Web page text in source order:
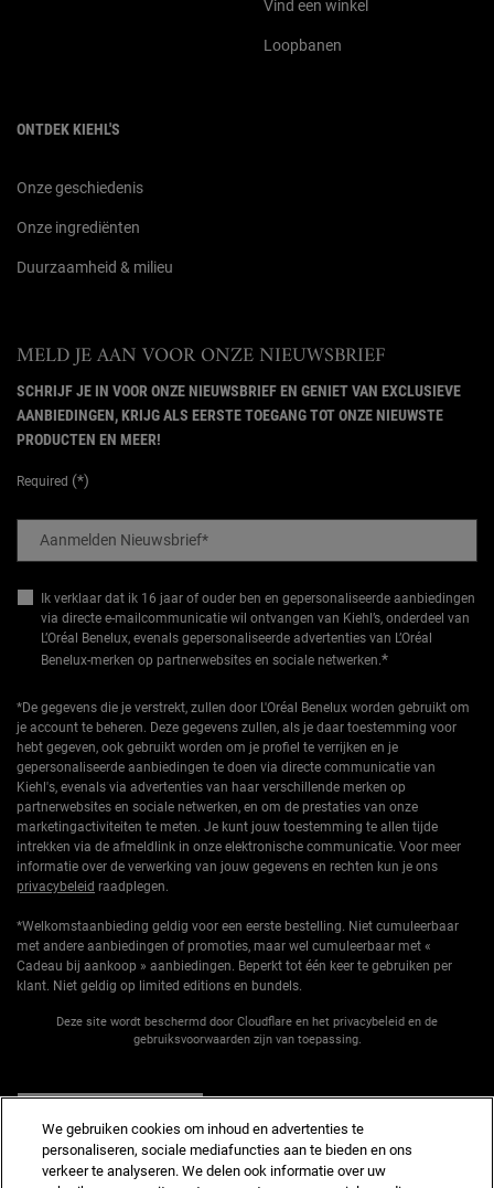
Vind een winkel
Loopbanen
ONTDEK KIEHL'S
Onze geschiedenis
Onze ingrediënten
Duurzaamheid & milieu
MELD JE AAN VOOR ONZE NIEUWSBRIEF
SCHRIJF JE IN VOOR ONZE NIEUWSBRIEF EN GENIET VAN EXCLUSIEVE
AANBIEDINGEN, KRIJG ALS EERSTE TOEGANG TOT ONZE NIEUWSTE
PRODUCTEN EN MEER!
Required (*)
Aanmelden Nieuwsbrief*
Ik verklaar dat ik 16 jaar of ouder ben en gepersonaliseerde aanbiedingen
via directe e-mailcommunicatie wil ontvangen van Kiehl’s, onderdeel van
L’Oréal Benelux, evenals gepersonaliseerde advertenties van L’Oréal
Benelux-merken op partnerwebsites en sociale netwerken.*
*De gegevens die je verstrekt, zullen door L'Oréal Benelux worden gebruikt om
je account te beheren. Deze gegevens zullen, als je daar toestemming voor
hebt gegeven, ook gebruikt worden om je profiel te verrijken en je
gepersonaliseerde aanbiedingen te doen via directe communicatie van
Kiehl's, evenals via advertenties van haar verschillende merken op
partnerwebsites en sociale netwerken, en om de prestaties van onze
marketingactiviteiten te meten. Je kunt jouw toestemming te allen tijde
intrekken via de afmeldlink in onze elektronische communicatie. Voor meer
informatie over de verwerking van jouw gegevens en rechten kun je ons
privacybeleid raadplegen.
*Welkomstaanbieding geldig voor een eerste bestelling. Niet cumuleerbaar
met andere aanbiedingen of promoties, maar wel cumuleerbaar met «
Cadeau bij aankoop » aanbiedingen. Beperkt tot één keer te gebruiken per
klant. Niet geldig op limited editions en bundels.
Deze site wordt beschermd door Cloudflare en het privacybeleid en de
gebruiksvoorwaarden zijn van toepassing.
We gebruiken cookies om inhoud en advertenties te
personaliseren, sociale mediafuncties aan te bieden en ons
verkeer te analyseren. We delen ook informatie over uw